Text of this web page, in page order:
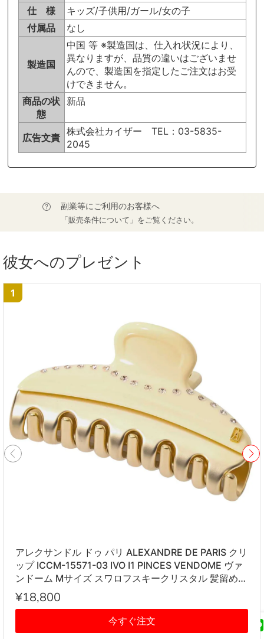
仕 様
キッズ/子供用/ガール/女の子
付属品
なし
製造国
中国 等 ※製造国は、仕入れ状況により、
異なりますが、品質の違いはございませ
んので、製造国を指定したご注文はお受
けできません。
商品の状
態
新品
広告文責
株式会社カイザー TEL：03-5835-
2045
副業等にご利用のお客様へ
「販売条件について」をご覧ください。
彼女へのプレゼント
1
アレクサンドル ドゥ パリ ALEXANDRE DE PARIS クリ
ップ ICCM-15571-03 IVO I1 PINCES VENDOME ヴァ
ンドーム Mサイズ スワロフスキークリスタル 髪留め
レディース アイボリー系
¥18,800
今すぐ注文